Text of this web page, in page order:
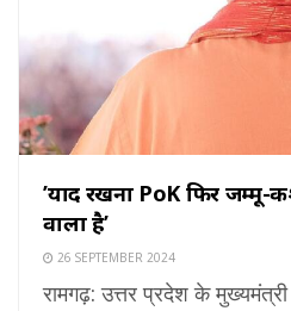
’याद रखना PoK फिर जम्मू-
वाला है’
26 SEPTEMBER 2024
रामगढ़: उत्तर प्रदेश के